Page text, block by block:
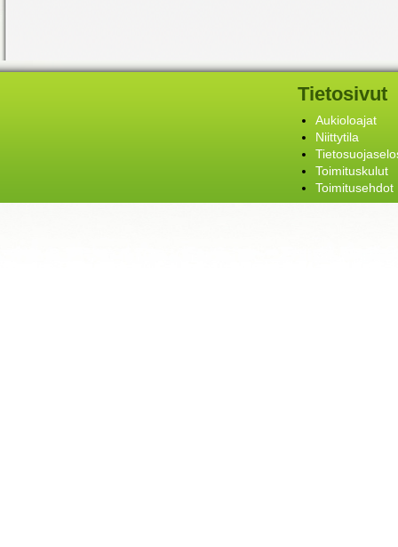
Tietosivut
Aukioloajat
Niittytila
Toimituskulut
Toimitusehdot